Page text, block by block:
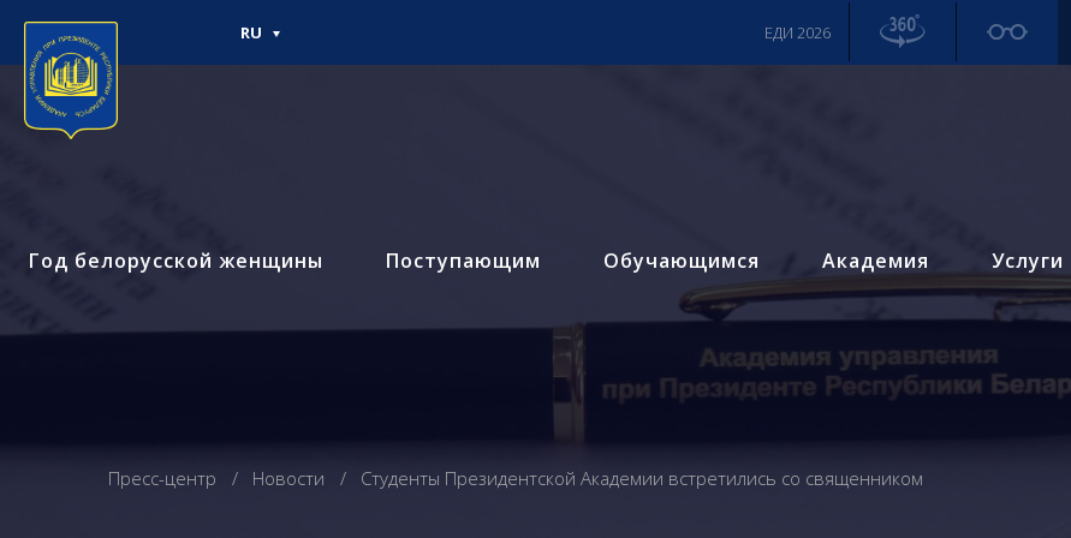
Год белорусской женщины Поступающим Обучающимся Академия Услуги
RU ЕДИ 2026
Пресс-центр Новости Студенты Президентской Академии встретились со священником